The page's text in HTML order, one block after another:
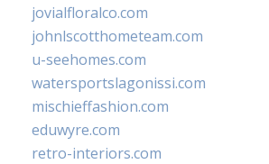
jovialfloralco.com
johnlscotthometeam.com
u-seehomes.com
watersportslagonissi.com
mischieffashion.com
eduwyre.com
retro-interiors.com